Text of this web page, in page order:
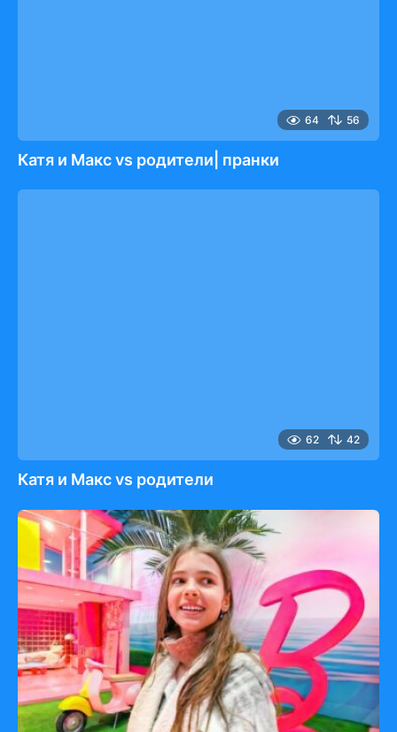
64 56
Катя и Макс vs родители| пранки
62 42
Катя и Макс vs родители